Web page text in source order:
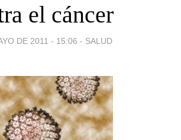
el cáncer
DE 2011 - 15:06 - SALUD